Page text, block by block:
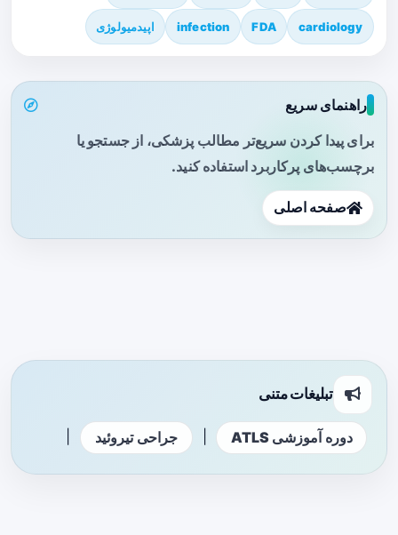
cardiology
FDA
infection اپیدمیولوژی
راهنمای سریع
برای پیدا کردن سریع‌تر مطالب پزشکی، از جستجو یا
برچسب‌های پرکاربرد استفاده کنید.
صفحه اصلی
تبلیغات متنی
دوره آموزشی ATLS جراحی تیروئید